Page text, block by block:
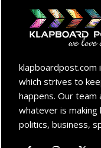
klapboardpost.com
which strives to
happens. Our
whatever is making
politics, business,